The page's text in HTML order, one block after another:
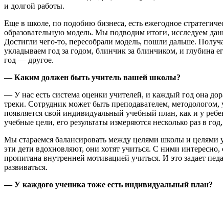
и долгой работы.
Еще в школе, по подобию бизнеса, есть ежегодное
образовательную модель. Мы подводим итоги, исследуем
Достигли чего-то, пересобрали модель, пошли дальше.
укладываем год за годом, блинчик за блинчиком, и
год — другое.
— Каким должен быть учитель вашей школы?
— У нас есть система оценки учителей, и каждый год она
треки. Сотрудник может быть преподавателем,
появляется свой индивидуальный учебный план, как и у
учебные цели, его результаты измеряются несколько раз в
Мы стараемся балансировать между целями школы и
эти дети вдохновляют, они хотят учиться. С ними
пропитана внутренней мотивацией учиться. И это задает
развиваться.
— У каждого ученика тоже есть индивидуальный план?